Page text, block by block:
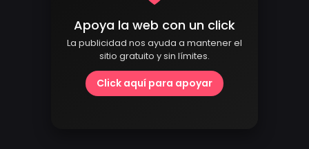
Apoya la web con un click
La publicidad nos ayuda a mantener el
sitio gratuito y sin límites.
Click aquí para apoyar